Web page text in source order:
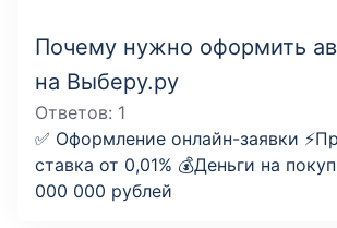
Почему нужно оформить
на Выберу.ру
Ответов: 1
✅ Оформление онлайн-заявки
ставка от 0,01% 💰Деньги на
000 000 рублей